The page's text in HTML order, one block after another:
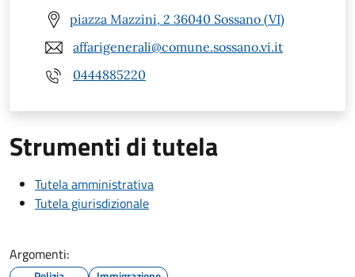
piazza Mazzini, 2 36040 Sossano (VI)
affarigenerali@comune.sossano.vi.it
0444885220
Strumenti di tutela
Tutela amministrativa
Tutela giurisdizionale
Argomenti: